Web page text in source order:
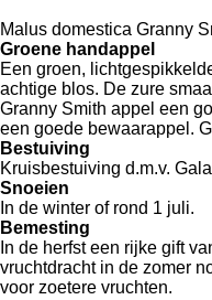
Malus domestica Granny
Groene handappel
Een groen,
achtige blos. De zure
Granny Smith appel een
een goede bewaarappel.
Bestuiving
Kruisbestuiving d.m.v.
Snoeien
In de winter of rond 1 juli.
Bemesting
In de herfst een rijke gift
vruchtdracht in de zomer
voor zoetere vruchten.